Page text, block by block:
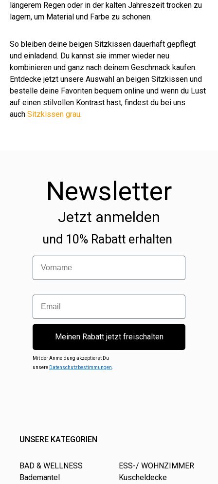
längerem Regen oder in der kalten Jahreszeit trocken zu
lagern, um Material und Farbe zu schonen.
So bleiben deine beigen Sitzkissen dauerhaft gepflegt
und einladend. Du kannst sie immer wieder neu
kombinieren und ganz nach deinem Geschmack kaufen.
Entdecke jetzt unsere Auswahl an beigen Sitzkissen und
bestelle deine Favoriten bequem online und wenn du Lust
auf einen stilvollen Kontrast hast, findest du bei uns
auch Sitzkissen grau.
Newsletter
Jetzt anmelden
und 10% Rabatt erhalten
Vorname
Email
Meinen Rabatt jetzt freischalten
Mit der Anmeldung akzeptierst Du
unsere Datenschutzbestimmungen
UNSERE KATEGORIEN
BAD & WELLNESS
Bademantel
ESS-/ WOHNZIMMER
Kuscheldecke